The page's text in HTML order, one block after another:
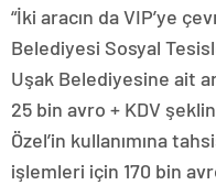
“İki aracın da VIP’ye
Belediyesi Sosyal
Uşak Belediyesine ait
25 bin avro + KDV
Özel’in kullanımına
işlemleri için 170 bin